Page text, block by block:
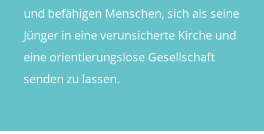
und befähigen Menschen, sich als seine
Jünger in eine verunsicherte Kirche und
eine orientierungslose Gesellschaft
senden zu lassen.